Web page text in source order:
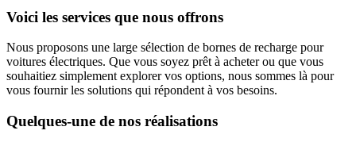
Voici les services que nous offrons
Nous proposons une large sélection de bornes de recharge pour
voitures électriques. Que vous soyez prêt à acheter ou que vous
souhaitiez simplement explorer vos options, nous sommes là pour
vous fournir les solutions qui répondent à vos besoins.
Quelques-une de nos réalisations